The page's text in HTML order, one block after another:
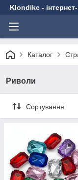
Klondike -
Каталог
Риволи
Сортування